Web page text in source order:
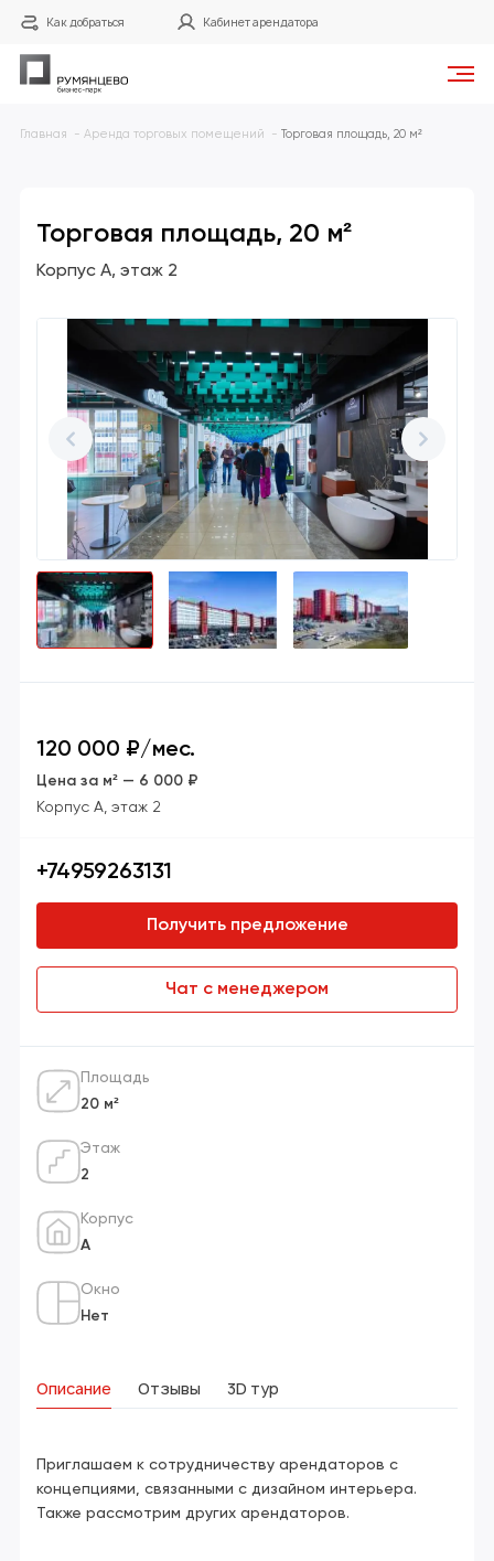
Как добраться Кабинет арендатора
Главная Аренда торговых помещений Торговая площадь, 20 м²
Торговая площадь, 20 м²
Корпус А этаж 2
120 000 ₽/мес.
Цена за м² — 6 000 ₽
Корпус А, этаж 2
+74959263131
Получить предложение
Чат с менеджером
Площадь
20 м²
Этаж
2
Корпус
А
Окно
Нет
Описание Отзывы 3D тур
Приглашаем к сотрудничеству арендаторов с
концепциями, связанными с дизайном интерьера.
Также рассмотрим других арендаторов.